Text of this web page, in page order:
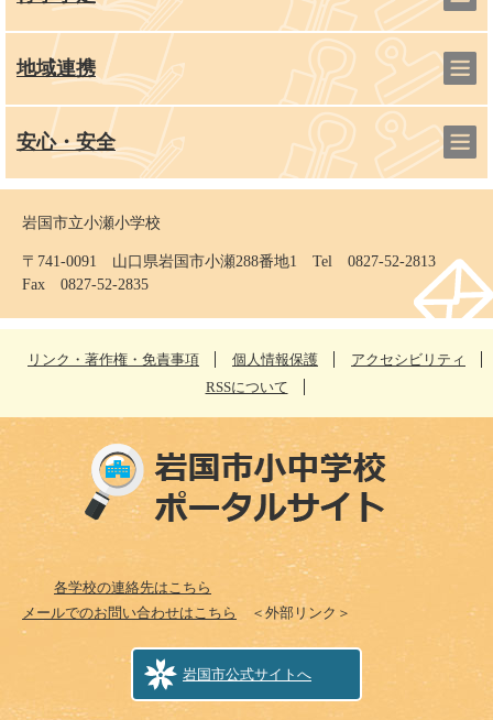
地域連携
安心・安全
岩国市立小瀬小学校
〒741-0091 山口県岩国市小瀬288番地1 Tel 0827-52-2813
Fax 0827-52-2835
リンク・著作権・免責事項 個人情報保護
アクセシビリティ
RSSについて
各学校の連絡先はこちら
メールでのお問い合わせはこちら
＜外部リンク＞
岩国市公式サイトへ